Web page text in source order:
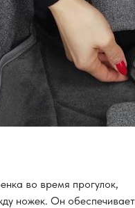
во время прогулок,
ножек. Он обеспечивает